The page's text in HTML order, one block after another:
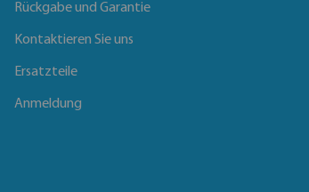
Rückgabe und Garantie
Kontaktieren Sie uns
Ersatzteile
Anmeldung